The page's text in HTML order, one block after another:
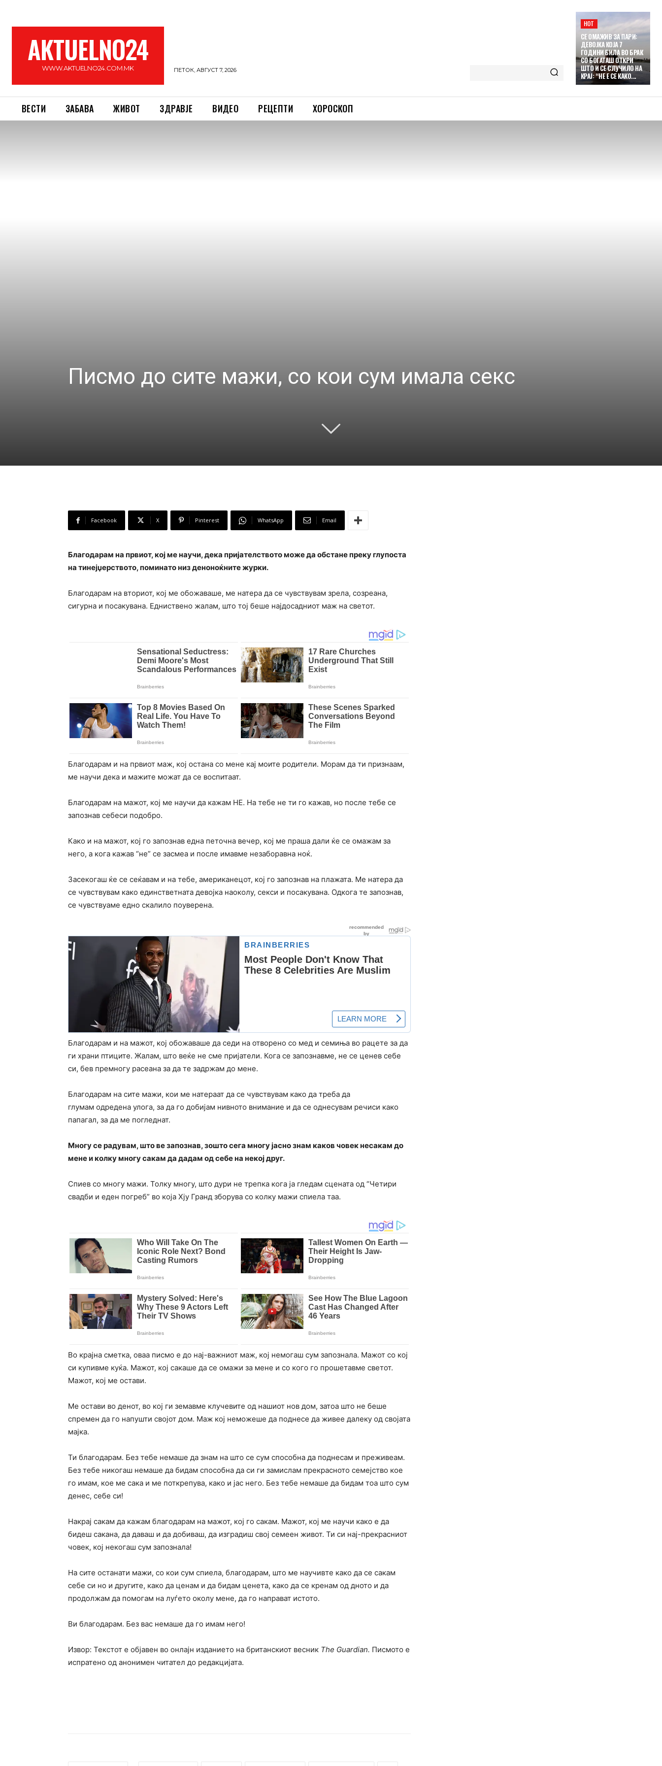
AKTUELNO24
WWW.AKTUELNO24.COM.MK ПЕТОК, АВГУСТ 7, 2026
HOT
СЕ ОМАЖИВ ЗА ПАРИ:
ДЕВОЈКА КОЈА 7
ГОДИНИ БИЛА ВО БРАК
СО БОГАТАШ ОТКРИ
ШТО И СЕ СЛУЧИЛО НА
КРАЈ: “НЕ Е СЕ КАКО...
ВЕСТИ ЗАБАВА ЖИВОТ ЗДРАВЈЕ ВИДЕО РЕЦЕПТИ ХОРОСКОП
Писмо до сите мажи, со кои сум имала секс
Facebook X Pinterest WhatsApp Email
Благодарам на првиот, кој ме научи, дека пријателството може да обстане преку глупоста
на тинејџерството, поминато низ деноноќните журки.
Благодарам на вториот, кој ме обожаваше, ме натера да се чувствувам зрела, созреана,
сигурна и посакувана. Едниствено жалам, што тој беше најдосадниот маж на светот.
Благодарам и на првиот маж, кој остана со мене кај моите родители. Морам да ти признаам,
ме научи дека и мажите можат да се воспитаат.
Благодарам на мажот, кој ме научи да кажам НЕ. На тебе не ти го кажав, но после тебе се
запознав себеси подобро.
Како и на мажот, кој го запознав една петочна вечер, кој ме праша дали ќе се омажам за
него, а кога кажав “не” се засмеа и после имавме незаборавна ноќ.
Засекогаш ќе се сеќавам и на тебе, американецот, кој го запознав на плажата. Ме натера да
се чувствувам како единстветната девојка наоколу, секси и посакувана. Одкога те запознав,
се чувствуаме едно скалило поуверена.
Благодарам и на мажот, кој обожаваше да седи на отворено со мед и семиња во рацете за да
ги храни птиците. Жалам, што веќе не сме пријатели. Кога се запознавме, не се ценев себе
си, бев премногу расеана за да те задржам до мене.
Благодарам на сите мажи, кои ме натераат да се чувствувам како да треба да
глумам одредена улога, за да го добијам нивното внимание и да се однесувам речиси како
папагал, за да ме погледнат.
Многу се радувам, што ве запознав, зошто сега многу јасно знам каков човек несакам до
мене и колку многу сакам да дадам од себе на некој друг.
Спиев со многу мажи. Толку многу, што дури не трепка кога ја гледам сцената од “Четири
свадби и еден погреб” во која Хју Гранд зборува со колку мажи спиела таа.
Во крајна сметка, оваа писмо е до нај-важниот маж, кој немогаш сум запознала. Мажот со кој
си купивме куќа. Мажот, кој сакаше да се омажи за мене и со кого го прошетавме светот.
Мажот, кој ме остави.
Ме остави во денот, во кој ги земавме клучевите од нашиот нов дом, затоа што не беше
спремен да го напушти својот дом. Маж кој неможеше да поднесе да живее далеку од својата
мајка.
Ти благодарам. Без тебе немаше да знам на што се сум способна да поднесам и преживеам.
Без тебе никогаш немаше да бидам способна да си ги замислам прекрасното семејство кое
го имам, кое ме сака и ме поткрепува, како и јас него. Без тебе немаше да бидам тоа што сум
денес, себе си!
Накрај сакам да кажам благодарам на мажот, кој го сакам. Мажот, кој ме научи како е да
бидеш сакана, да даваш и да добиваш, да изградиш свој семеен живот. Ти си нај-прекрасниот
човек, кој некогаш сум запознала!
На сите останати мажи, со кои сум спиела, благодарам, што ме научивте како да се сакам
себе си но и другите, како да ценам и да бидам ценета, како да се кренам од дното и да
продолжам да помогам на луѓето околу мене, да го направат истото.
Ви благодарам. Без вас немаше да го имам него!
Извор: Текстот е објавен во онлајн изданието на британскиот весник The Guardian. Писмото е
испратено од анонимен читател до редакцијата.